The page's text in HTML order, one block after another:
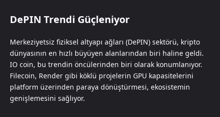
DePIN Trendi Güçleniyor
Merkeziyetsiz fiziksel altyapı ağları (DePIN) sektörü, kripto
dünyasının en hızlı büyüyen alanlarından biri haline geldi.
IO coin, bu trendin öncülerinden biri olarak konumlanıyor.
Filecoin, Render gibi köklü projelerin GPU kapasitelerini
platform üzerinden paraya dönüştürmesi, ekosistemin
genişlemesini sağlıyor.